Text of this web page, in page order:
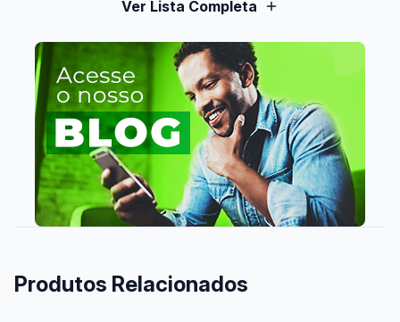
Ver Lista Completa
Produtos Relacionados